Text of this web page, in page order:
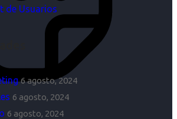
de Usuarios
6 agosto, 2024
6 agosto, 2024
6 agosto, 2024